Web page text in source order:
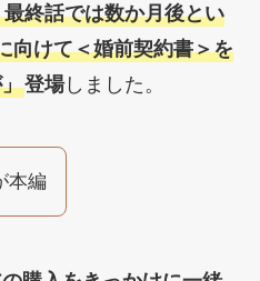
終話では数か月後とい
向けて＜婚前契約書＞を
登場しました。
本編